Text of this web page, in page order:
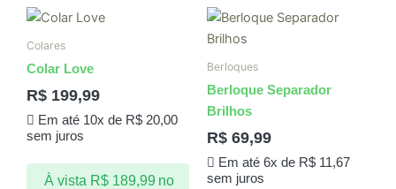
Colares
Colar Love
R$ 199,99
Em até 10x de R$20,00
sem juros
À vista R$189,99 no
Berloques
Berloque Separador
Brilhos
R$ 69,99
Em até 6x de R$11,67
sem juros